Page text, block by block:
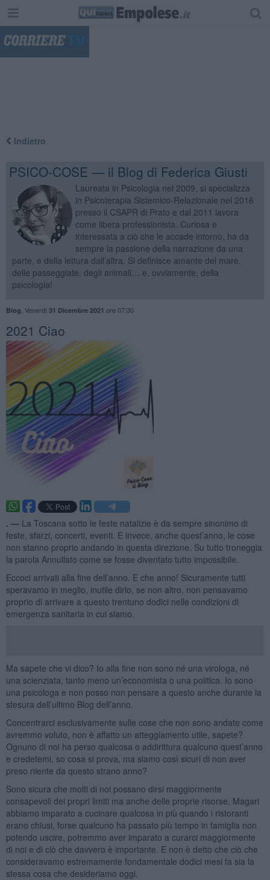
Indietro
PSICO-COSE — il Blog di Federica Giusti
Laureata in Psicologia nel 2009, si specializza
in Psicoterapia Sistemico-Relazionale nel 2016
presso il CSAPR di Prato e dal 2011 lavora
come libera professionista. Curiosa e
interessata a ciò che le accade intorno, ha da
sempre la passione della narrazione da una
parte, e della lettura dall’altra. Si definisce amante del mare,
delle passeggiate, degli animali… e, ovviamente, della
psicologia!
Blog Venerdì 31 Dicembre 2021 ore 07:30
2021 Ciao
. — La Toscana sotto le feste natalizie è da sempre sinonimo di
feste, sfarzi, concerti, eventi. E invece, anche quest’anno, le cose
non stanno proprio andando in questa direzione. Su tutto troneggia
la parola Annullato come se fosse diventato tutto impossibile.
Eccoci arrivati alla fine dell’anno. E che anno! Sicuramente tutti
speravamo in meglio, inutile dirlo, se non altro, non pensavamo
proprio di arrivare a questo trentuno dodici nelle condizioni di
emergenza sanitaria in cui siamo.
Ma sapete che vi dico? Io alla fine non sono né una virologa, né
una scienziata, tanto meno un’economista o una politica. Io sono
una psicologa e non posso non pensare a questo anche durante la
stesura dell’ultimo Blog dell’anno.
Concentrarci esclusivamente sulle cose che non sono andate come
avremmo voluto, non è affatto un atteggiamento utile, sapete?
Ognuno di noi ha perso qualcosa o addirittura qualcuno quest’anno
e credetemi, so cosa si prova, ma siamo così sicuri di non aver
preso niente da questo strano anno?
Sono sicura che molti di noi possano dirsi maggiormente
consapevoli dei propri limiti ma anche delle proprie risorse. Magari
abbiamo imparato a cucinare qualcosa in più quando i ristoranti
erano chiusi, forse qualcuno ha passato più tempo in famiglia non
potendo uscire, potremmo aver imparato a curarci maggiormente
di noi e di ciò che davvero è importante. E non è detto che ciò che
consideravamo estremamente fondamentale dodici mesi fa sia la
stessa cosa che desideriamo oggi.